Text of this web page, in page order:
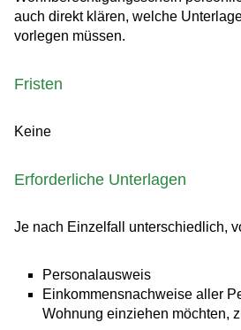
auch direkt klären, welche
vorlegen müssen.
Fristen
Keine
Erforderliche Unterlagen
Je nach Einzelfall unterschiedlich,
Personalausweis
Einkommensnachweise aller
Wohnung einziehen möchten,